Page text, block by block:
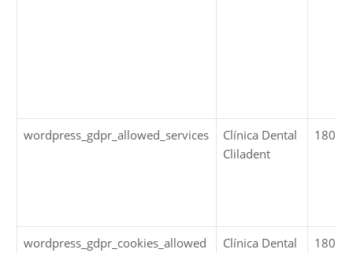
wordpress_gdpr_allowed_services
Clínica Dental
Cliladent
180
wordpress_gdpr_cookies_allowed
Clínica Dental
180